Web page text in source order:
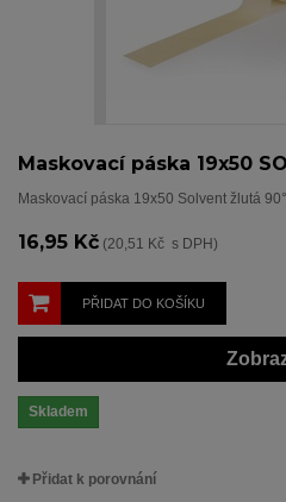
Maskovací páska 19x50
Maskovací páska 19x50 Solvent žlutá
16,95 Kč (20,51 Kč s DPH)
PŘIDAT DO KOŠÍKU
Skladem
Přidat k porovnání